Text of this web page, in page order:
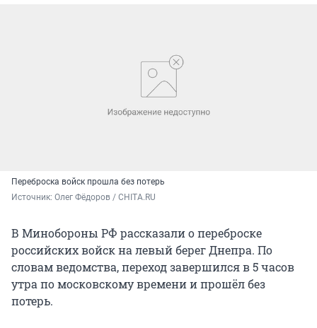
Переброска войск прошла без потерь
Источник: Олег Фёдоров / CHITA.RU
В Минобороны РФ рассказали о переброске
российских войск на левый берег Днепра. По
словам ведомства, переход завершился в 5 часов
утра по московскому времени и прошёл без
потерь.